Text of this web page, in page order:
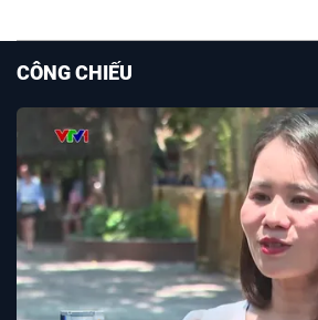
CÔNG CHIẾU